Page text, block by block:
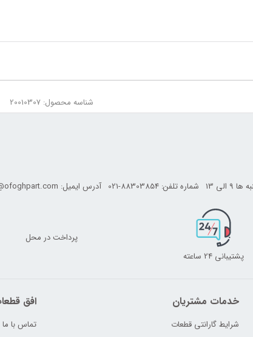
شناسه محصول: 20010307
شماره تلفن: 021-88303854 آدرس ایمیل:
پشتیبانی 24 ساعته
پرداخت در محل
خدمات مشتریان
شرایط گارانتی قطعات
افق
تماس با ما